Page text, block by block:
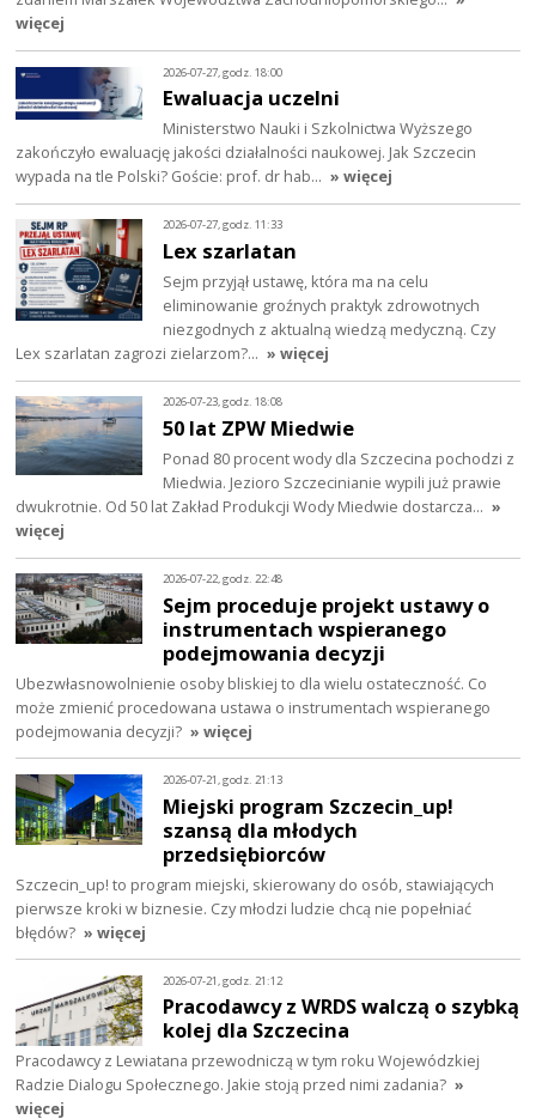
więcej
2026-07-27, godz. 18:00
Ewaluacja uczelni
Ministerstwo Nauki i Szkolnictwa Wyższego
zakończyło ewaluację jakości działalności naukowej. Jak Szczecin
wypada na tle Polski? Goście: prof. dr hab… » więcej
2026-07-27, godz. 11:33
Lex szarlatan
Sejm przyjął ustawę, która ma na celu
eliminowanie groźnych praktyk zdrowotnych
niezgodnych z aktualną wiedzą medyczną. Czy
Lex szarlatan zagrozi zielarzom?… » więcej
2026-07-23, godz. 18:08
50 lat ZPW Miedwie
Ponad 80 procent wody dla Szczecina pochodzi z
Miedwia. Jezioro Szczecinianie wypili już prawie
dwukrotnie. Od 50 lat Zakład Produkcji Wody Miedwie dostarcza… »
więcej
2026-07-22, godz. 22:48
Sejm proceduje projekt ustawy o
instrumentach wspieranego
podejmowania decyzji
Ubezwłasnowolnienie osoby bliskiej to dla wielu ostateczność. Co
może zmienić procedowana ustawa o instrumentach wspieranego
podejmowania decyzji? » więcej
2026-07-21, godz. 21:13
Miejski program Szczecin_up!
szansą dla młodych
przedsiębiorców
Szczecin_up! to program miejski, skierowany do osób, stawiających
pierwsze kroki w biznesie. Czy młodzi ludzie chcą nie popełniać
błędów? » więcej
2026-07-21, godz. 21:12
Pracodawcy z WRDS walczą o szybką
kolej dla Szczecina
Pracodawcy z Lewiatana przewodniczą w tym roku Wojewódzkiej
Radzie Dialogu Społecznego. Jakie stoją przed nimi zadania? »
więcej